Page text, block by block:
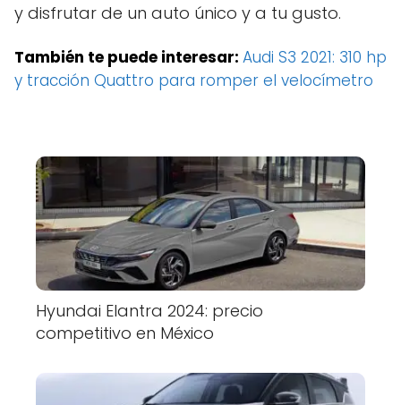
y disfrutar de un auto único y a tu gusto.
También te puede interesar: Audi S3 2021: 310 hp
y tracción Quattro para romper el velocímetro
Hyundai Elantra 2024: precio
competitivo en México